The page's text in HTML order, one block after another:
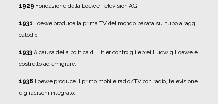
1929 Fondazione della Loewe Television AG
1931 Loewe produce la prima TV del mondo basata sul tubo a raggi
catodici
1933 A causa della politica di Hitler contro gli ebrei Ludwig Loewe è
costretto ad emigrare.
1938 Loewe produce il primo mobile radio/TV con radio, televisione
e giradischi integrato.